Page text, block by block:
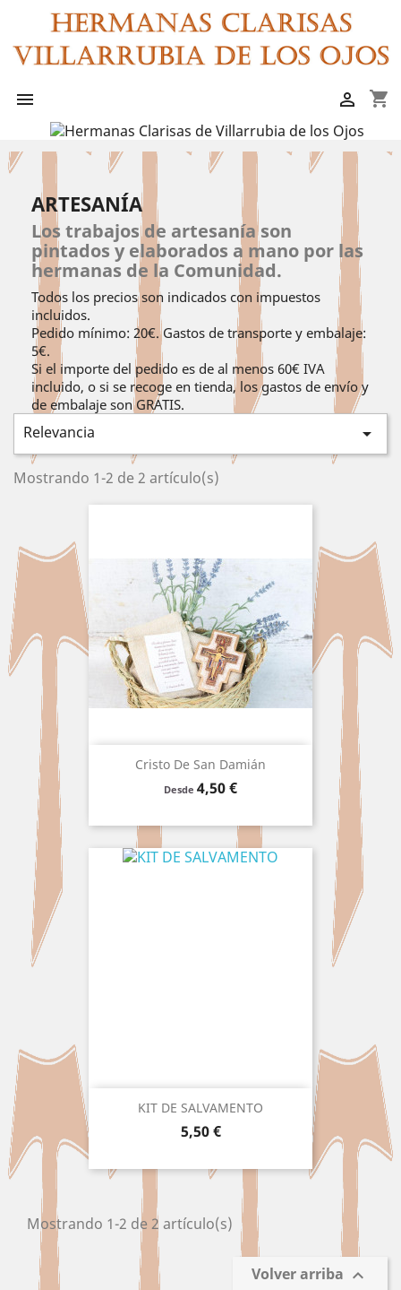
 shopping_cart

ARTESANÍA
Los trabajos de artesanía son
pintados y elaborados a mano por las
hermanas de la Comunidad.
Todos los precios son indicados con impuestos
incluidos.
Pedido mínimo: 20€. Gastos de transporte y embalaje:
5€.
Si el importe del pedido es de al menos 60€ IVA
incluido, o si se recoge en tienda, los gastos de envío y
de embalaje son GRATIS.
Relevancia 
Mostrando 1-2 de 2 artículo(s)
Cristo De San Damián
Desde Precio
4,50 €
KIT DE SALVAMENTO
Precio
5,50 €
Mostrando 1-2 de 2 artículo(s)
Volver arriba 